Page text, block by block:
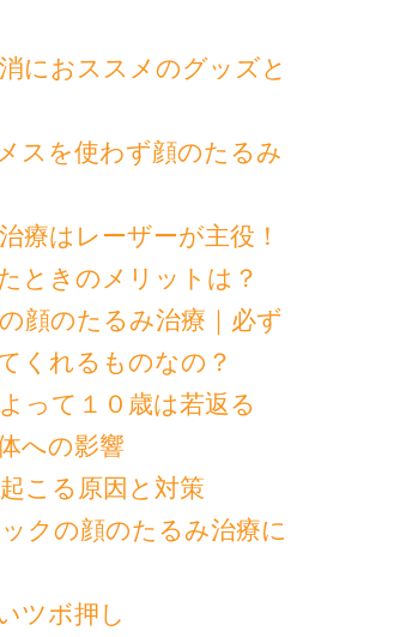
におススメのグッズと
スを使わず顔のたるみ
療はレーザーが主役！
ときのメリットは？
顔のたるみ治療｜必ず
くれるものなの？
って１０歳は若返る
への影響
こる原因と対策
クの顔のたるみ治療に
ツボ押し